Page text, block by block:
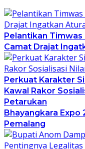
Pelantikan Timwas
Camat Drajat
Perkuat Karakter
Kawal Rakor
Petarukan
Bhayangkara Expo
Pemalang